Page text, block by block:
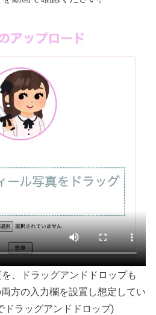
、ドラッグアンドドロップも
方の入力欄を設置し想定してい
ドラッグアンドドロップ)